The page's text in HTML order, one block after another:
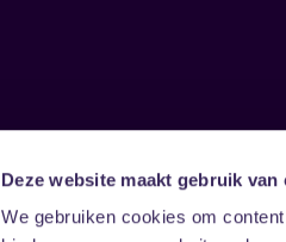
Deze website maakt gebruik van
We gebruiken cookies om